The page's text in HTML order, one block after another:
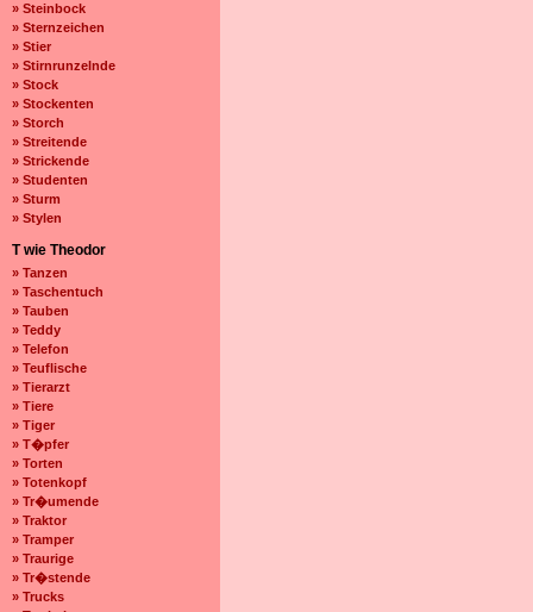
» Steinbock
» Sternzeichen
» Stier
» Stirnrunzelnde
» Stock
» Stockenten
» Storch
» Streitende
» Strickende
» Studenten
» Sturm
» Stylen
T wie Theodor
» Tanzen
» Taschentuch
» Tauben
» Teddy
» Telefon
» Teuflische
» Tierarzt
» Tiere
» Tiger
» T�pfer
» Torten
» Totenkopf
» Tr�umende
» Traktor
» Tramper
» Traurige
» Tr�stende
» Trucks